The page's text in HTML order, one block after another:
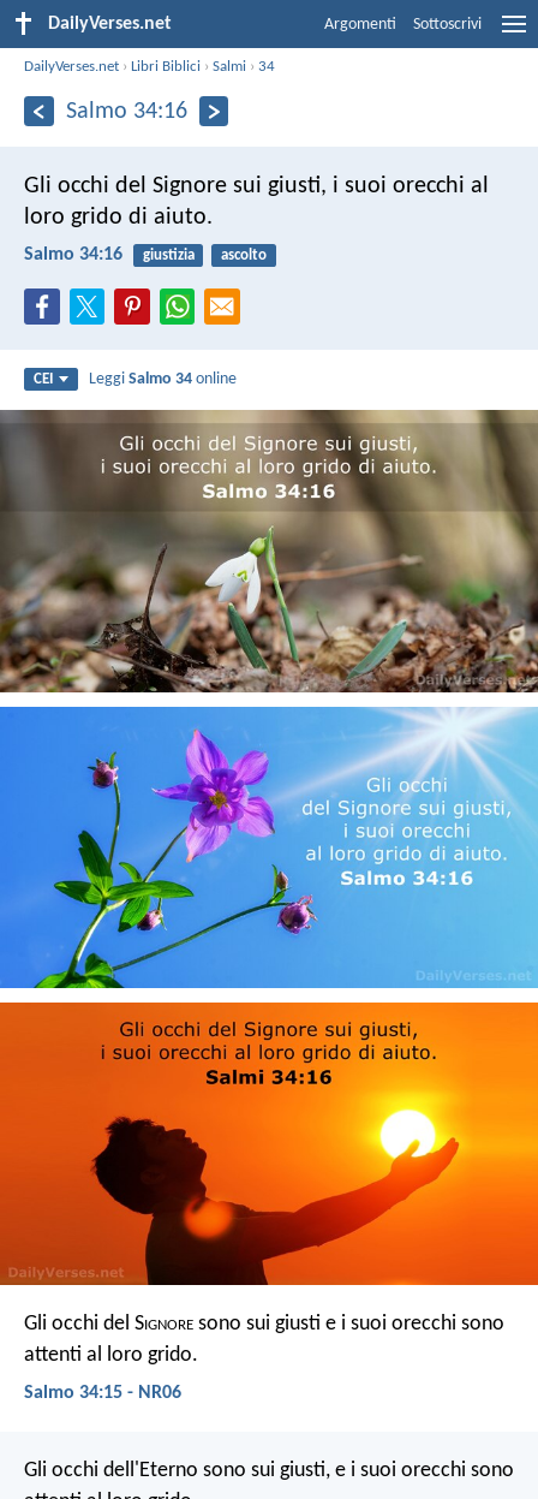
DailyVerses.net Argomenti Sottoscrivi
DailyVerses.net ›Libri Biblici ›Salmi ›34
Salmo 34:16
Gli occhi del Signore sui giusti, i suoi orecchi al
loro grido di aiuto.
Salmo 34:16 giustizia ascolto
CEI LeggiSalmo 34 online
Gli occhi del Signore sono sui giusti e i suoi orecchi sono
attenti al loro grido.
Salmo 34:15 - NR06
Gli occhi dell'Eterno sono sui giusti, e i suoi orecchi sono